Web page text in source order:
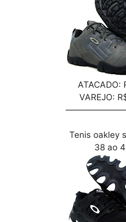
ATACADO:
VAREJO:
Tenis oakley
38 ao